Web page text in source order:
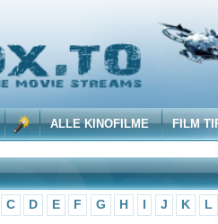
G H I J K L M N O P Q